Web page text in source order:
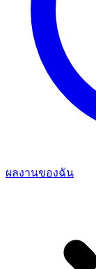
ผลงานของฉัน